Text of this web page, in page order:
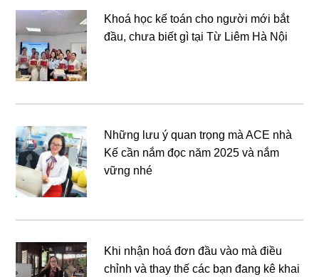
Khoá học kế toán cho người mới bắt
đầu, chưa biết gì tại Từ Liêm Hà Nội
Những lưu ý quan trọng mà ACE nhà
Kế cần nắm đọc năm 2025 và nắm
vững nhé
Khi nhận hoá đơn đầu vào mà điều
chỉnh và thay thế các bạn đang kê khai